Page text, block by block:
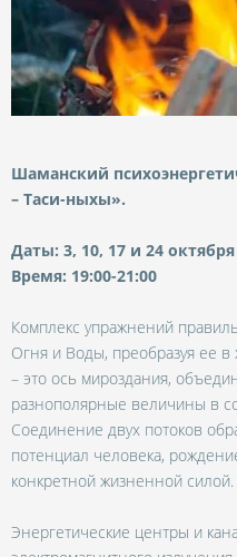
Шаманский
– Таси-ныхы».
Даты: 3, 10, 17 и 24 октября
Время: 19:00-21:00
Комплекс упражнений
Огня и Воды, преобразуя ее
– это ось мироздания,
разнополярные величины в
Соединение двух потоков
потенциал человека,
конкретной жизненной силой.
Энергетические центры и